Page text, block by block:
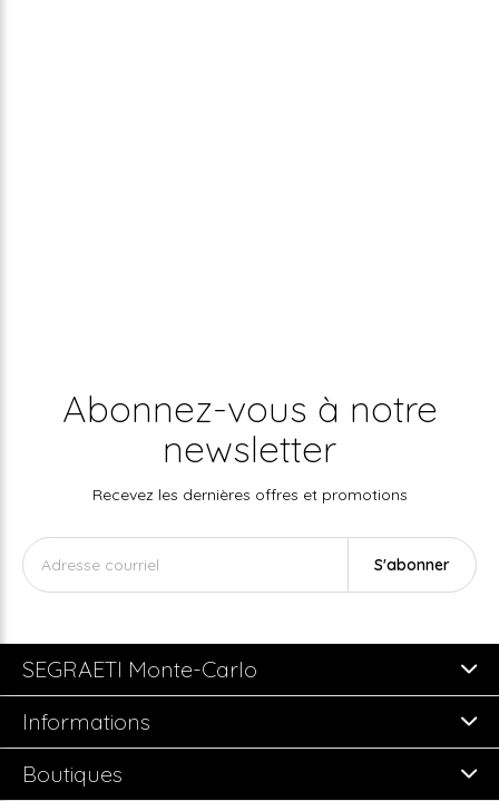
Abonnez-vous à notre
newsletter
Recevez les dernières offres et promotions
S'abonner
SEGRAETI Monte-Carlo
Informations
Boutiques